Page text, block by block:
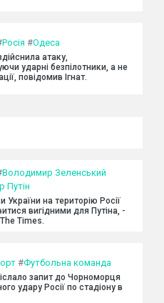
Росія #Одеса
атаку,
ударні безпілотники, а не
повідомив Ігнат.
Володимир Зеленський
Путін
України на територію Росії
вигідними для Путіна, -
Times.
#Футбольна команда
запит до Чорноморця
удару Росії по стадіону в